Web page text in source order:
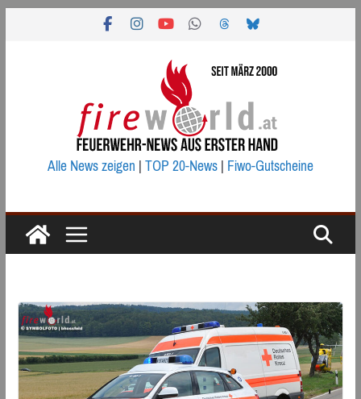
Alle News zeigen|TOP 20-News|Fiwo-Gutscheine